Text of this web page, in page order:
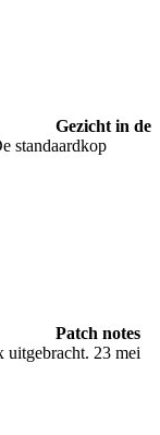
Gezicht in de
standaardkop
Patch notes
uitgebracht. 23 mei